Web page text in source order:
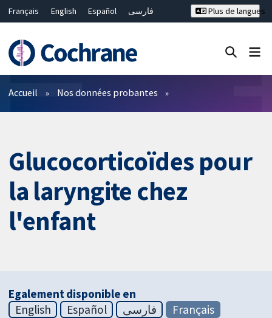
Français English Español
فارسی
Bahasa Malaysia
ไทย
繁體中文
简体中文
Plus de langues
Filtres
Accueil Nos données probantes
Glucocorticoïdes pour
la laryngite chez
l'enfant
Egalement disponible en
English
Español فارسی
Français